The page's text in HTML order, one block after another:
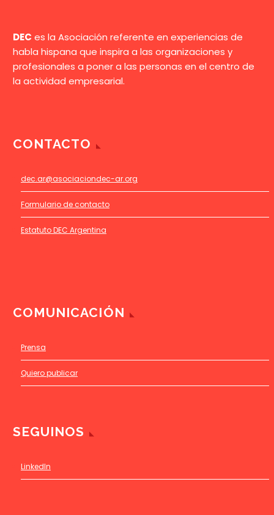
DEC es la Asociación referente en experiencias de
habla hispana que inspira a las organizaciones y
profesionales a poner a las personas en el centro de
la actividad empresarial.
CONTACTO
dec.ar@asociaciondec-ar.org
Formulario de contacto
Estatuto DEC Argentina
COMUNICACIÓN
Prensa
Quiero publicar
SEGUINOS
LinkedIn